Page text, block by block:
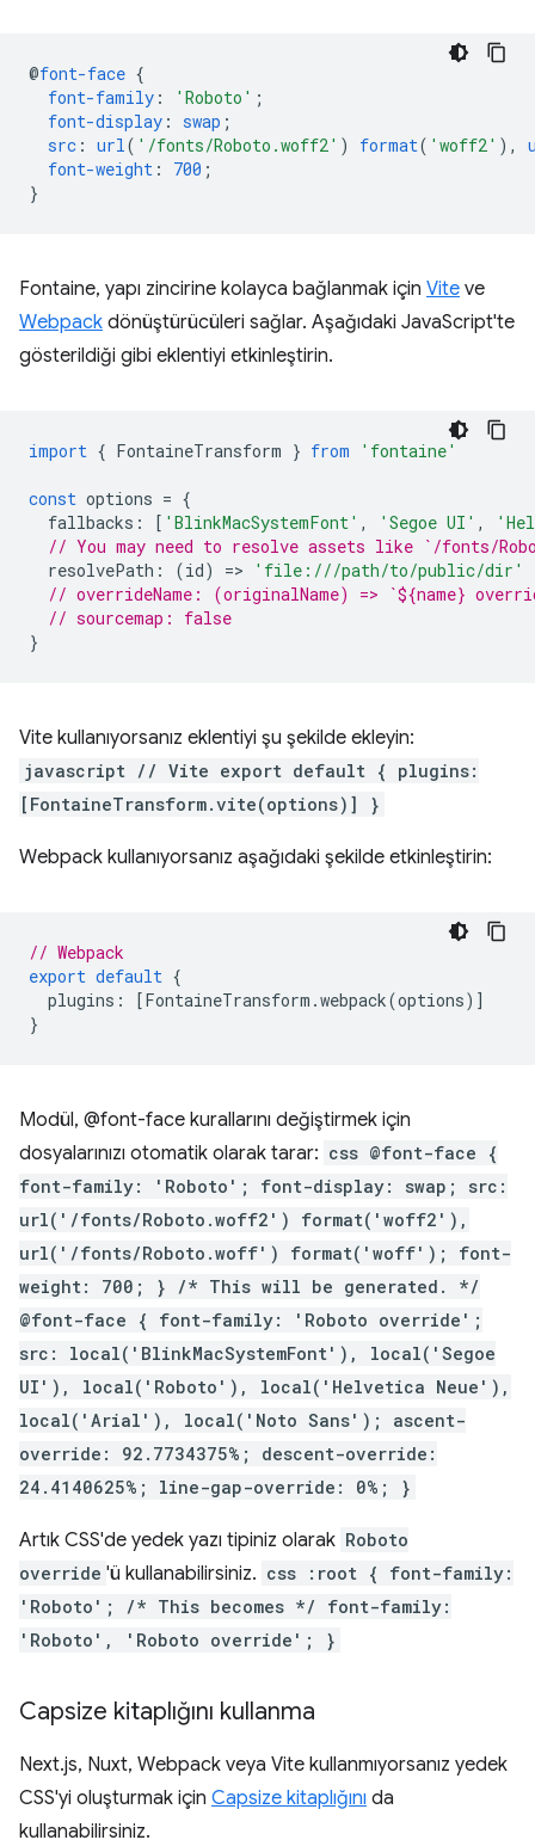
@font-face {
font-family : 'Roboto' ;
font-display : swap ;
src : url( '/fonts/Roboto.woff2' ) format( 'woff2' ),
font-weight : 700 ;
}
Fontaine, yapı zincirine kolayca bağlanmak için Vite ve
Webpack dönüştürücüleri sağlar. Aşağıdaki JavaScript'te
gösterildiği gibi eklentiyi etkinleştirin.
import { FontaineTransform } from 'fontaine'
const options = {
fallbacks : [ 'BlinkMacSystemFont' , 'Segoe UI' ,
// You may need to resolve assets like `/fonts/
resolvePath : (id) => 'file:///path/to/public/dir'
// overrideName: (originalName) => `${name}
// sourcemap: false
}
Vite kullanıyorsanız eklentiyi şu şekilde ekleyin:
javascript // Vite export default { plugins:
[FontaineTransform.vite(options)] }
Webpack kullanıyorsanız aşağıdaki şekilde etkinleştirin:
// Webpack
export default {
plugins : [FontaineTransform .webpack(options)]
}
Modül, @font-face kurallarını değiştirmek için
dosyalarınızı otomatik olarak tarar: css @font-face {
font-family: 'Roboto'; font-display: swap; src:
url('/fonts/Roboto.woff2') format('woff2'),
url('/fonts/Roboto.woff') format('woff'); font-
weight: 700; } /* This will be generated. */
@font-face { font-family: 'Roboto override';
src: local('BlinkMacSystemFont'), local('Segoe
UI'), local('Roboto'), local('Helvetica Neue'),
local('Arial'), local('Noto Sans'); ascent-
override: 92.7734375%; descent-override:
24.4140625%; line-gap-override: 0%; }
Artık CSS'de yedek yazı tipiniz olarak Roboto
override 'ü kullanabilirsiniz. css :root { font-family:
'Roboto'; /* This becomes */ font-family:
'Roboto', 'Roboto override'; }
Capsize kitaplığını kullanma
Next.js, Nuxt, Webpack veya Vite kullanmıyorsanız yedek
CSS'yi oluşturmak için Capsize kitaplığını da
kullanabilirsiniz.